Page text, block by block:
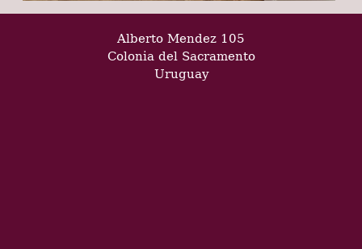
Alberto Mendez 105
Colonia del Sacramento
Uruguay